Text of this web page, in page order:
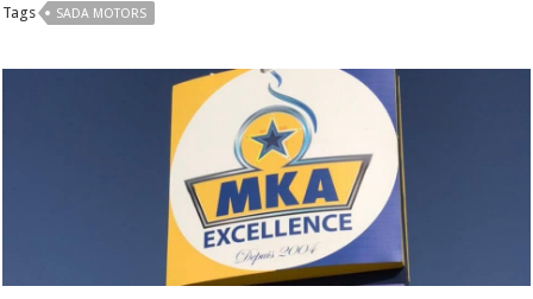
Tags SADA MOTORS